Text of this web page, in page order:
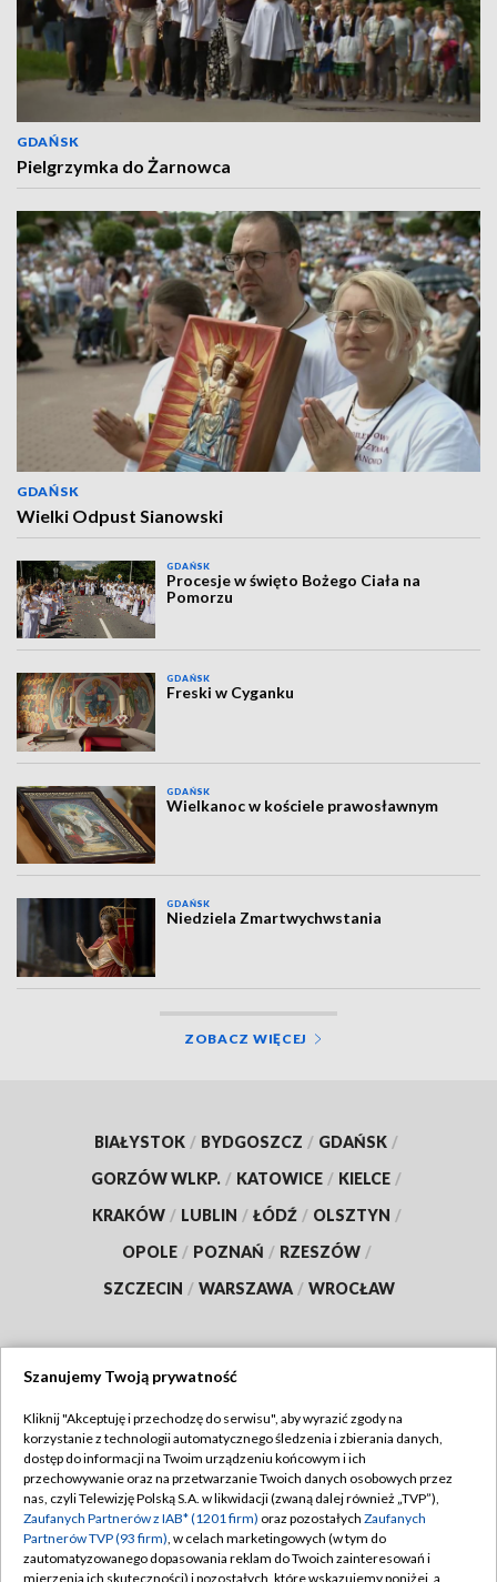
GDAŃSK
Pielgrzymka do Żarnowca
GDAŃSK
Wielki Odpust Sianowski
GDAŃSK
Procesje w święto Bożego Ciała na
Pomorzu
GDAŃSK
Freski w Cyganku
GDAŃSK
Wielkanoc w kościele prawosławnym
GDAŃSK
Niedziela Zmartwychwstania
ZOBACZ WIĘCEJ
BIAŁYSTOK / BYDGOSZCZ / GDAŃSK /
GORZÓW WLKP. / KATOWICE / KIELCE /
KRAKÓW / LUBLIN / ŁÓDŹ / OLSZTYN /
OPOLE / POZNAŃ / RZESZÓW /
SZCZECIN / WARSZAWA / WROCŁAW
TVP
Abonament TVP
Emisja w TVP
Centrum informacji TVP
Regulamin TVP
Polityka prywatności
Moje zgody
Szanujemy Twoją prywatność
Kliknij "Akceptuję i przechodzę do serwisu", aby wyrazić zgody na
korzystanie z technologii automatycznego śledzenia i zbierania danych,
dostęp do informacji na Twoim urządzeniu końcowym i ich
przechowywanie oraz na przetwarzanie Twoich danych osobowych przez
nas, czyli Telewizję Polską S.A. w likwidacji (zwaną dalej również „TVP”),
Zaufanych Partnerów z IAB* (1201 firm) oraz pozostałych Zaufanych
Partnerów TVP (93 firm), w celach marketingowych (w tym do
zautomatyzowanego dopasowania reklam do Twoich zainteresowań i
mierzenia ich skuteczności) i pozostałych, które wskazujemy poniżej, a